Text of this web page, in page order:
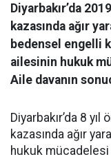
Diyarbakır’da
kazasında ağır
bedensel engelli
ailesinin hukuk
Aile davanın
Diyarbakır’da 8
kazasında ağır
hukuk mücadelesi